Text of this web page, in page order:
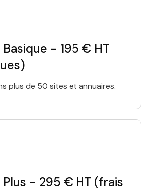
Basique - 195 € HT
plus de 50 sites et annuaires.
Plus - 295 € HT (frais